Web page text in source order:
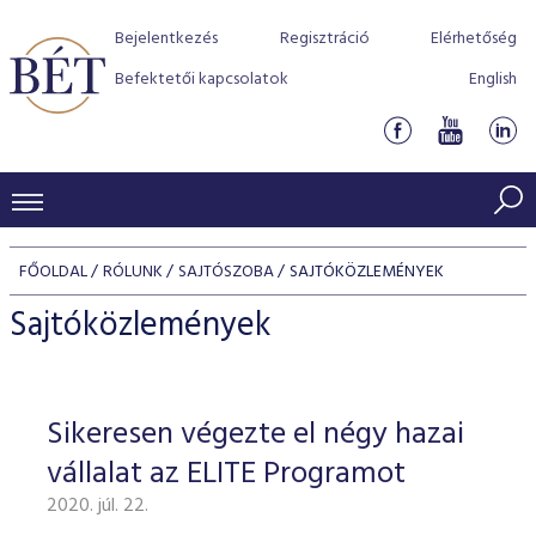
Bejelentkezés Regisztráció
Elérhetőség
Befektetői kapcsolatok
English
KERESKEDÉSI ADATOK
INDEXEK
Jelzáloglevél indexek
Vállalati kötvény indexek
Azonnali Piac
Részvények
Származékos piac
BEFEKTETŐK
Részvény szekció
Hitelpapír szekció
BÉT szabályzatok
Befektetővédelem
Alkalmazott díjstruktúra
Elszámolás
Részvény és vállalati kötvény tőzsdei bevezetését
program
BÉT Xtend - Részvénypiac egyszerűen
TŐZSDETAGOK
Tőzsdetagok, üzletkötők
VENDOROK
FŐOLDAL RÓLUNK SAJTÓSZOBA SAJTÓKÖZLEMÉNYEK
Sajtóközlemények
Sikeresen végezte el négy hazai
vállalat az ELITE Programot
2020. júl. 22.